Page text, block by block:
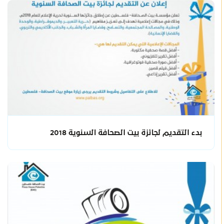
بدء التقديم لجائزة بيت الصحافة السنوية 2018